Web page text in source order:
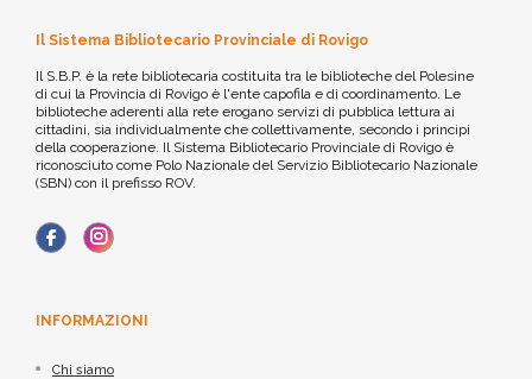
Il Sistema Bibliotecario Provinciale di Rovigo
Il S.B.P. è la rete bibliotecaria costituita tra le biblioteche del Polesine
di cui la Provincia di Rovigo è l'ente capofila e di coordinamento. Le
biblioteche aderenti alla rete erogano servizi di pubblica lettura ai
cittadini, sia individualmente che collettivamente, secondo i principi
della cooperazione. Il Sistema Bibliotecario Provinciale di Rovigo è
riconosciuto come Polo Nazionale del Servizio Bibliotecario Nazionale
(SBN) con il prefisso ROV.
INFORMAZIONI
Chi siamo